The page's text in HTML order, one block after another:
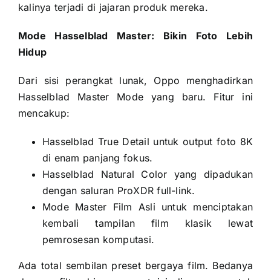
kalinya terjadi di jajaran produk mereka.
Mode Hasselblad Master: Bikin Foto Lebih
Hidup
Dari sisi perangkat lunak, Oppo menghadirkan
Hasselblad Master Mode yang baru. Fitur ini
mencakup:
Hasselblad True Detail untuk output foto 8K
di enam panjang fokus.
Hasselblad Natural Color yang dipadukan
dengan saluran ProXDR full-link.
Mode Master Film Asli untuk menciptakan
kembali tampilan film klasik lewat
pemrosesan komputasi.
Ada total sembilan preset bergaya film. Bedanya